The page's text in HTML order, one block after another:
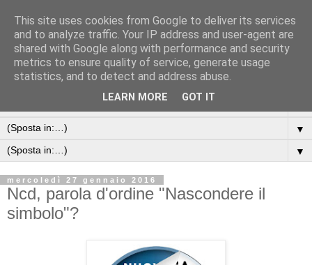
▼
▼
mercoledì 27 gennaio 2016
Ncd, parola d'ordine "Nascondere il
simbolo"?
This site uses cookies from Google to deliver its services
and to analyze traffic. Your IP address and user-agent are
shared with Google along with performance and security
metrics to ensure quality of service, generate usage
statistics, and to detect and address abuse.
LEARN MORE GOT IT